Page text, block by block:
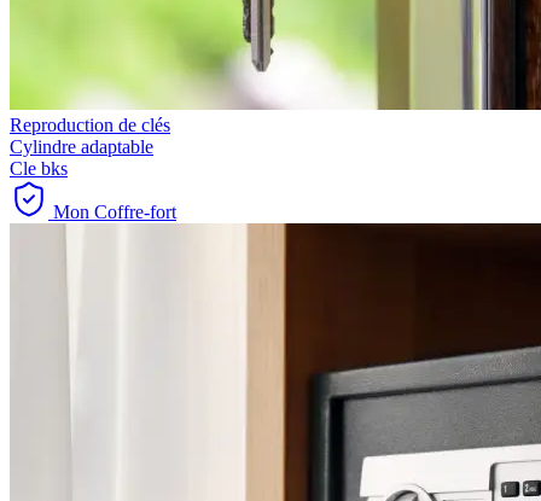
Reproduction de clés
Cylindre adaptable
Cle bks
Mon Coffre-fort